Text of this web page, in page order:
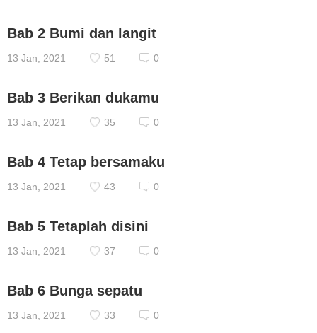
Bab 2 Bumi dan langit
13 Jan, 2021 51 0
Bab 3 Berikan dukamu
13 Jan, 2021 35 0
Bab 4 Tetap bersamaku
13 Jan, 2021 43 0
Bab 5 Tetaplah disini
13 Jan, 2021 37 0
Bab 6 Bunga sepatu
13 Jan, 2021 33 0